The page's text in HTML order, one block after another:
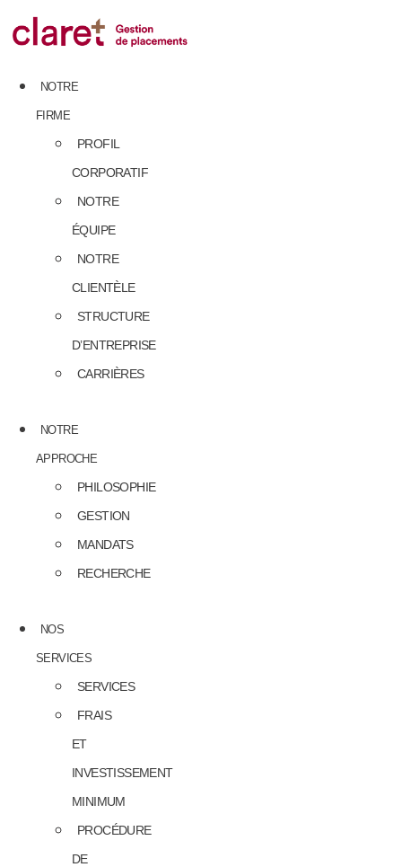
to
content
NOTRE
FIRME
PROFIL
CORPORATIF
NOTRE
ÉQUIPE
NOTRE
CLIENTÈLE
STRUCTURE
D’ENTREPRISE
CARRIÈRES
NOTRE
APPROCHE
PHILOSOPHIE
GESTION
MANDATS
RECHERCHE
NOS
SERVICES
SERVICES
FRAIS
ET
INVESTISSEMENT
MINIMUM
PROCÉDURE
DE